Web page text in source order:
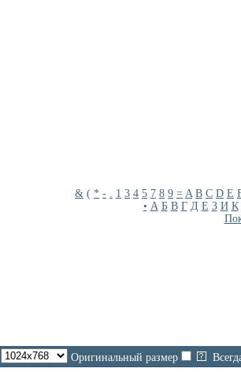
& ( * - . 1 3 4 5 7 8 9 = A B C D E
• А Б В Г Д Е З И К
Оригинальный размер